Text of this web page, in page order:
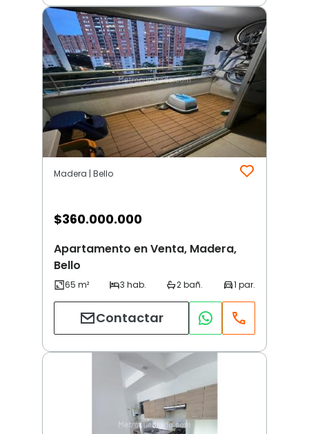
Madera | Bello
$360.000.000
Apartamento en Venta, Madera,
Bello
Contactar